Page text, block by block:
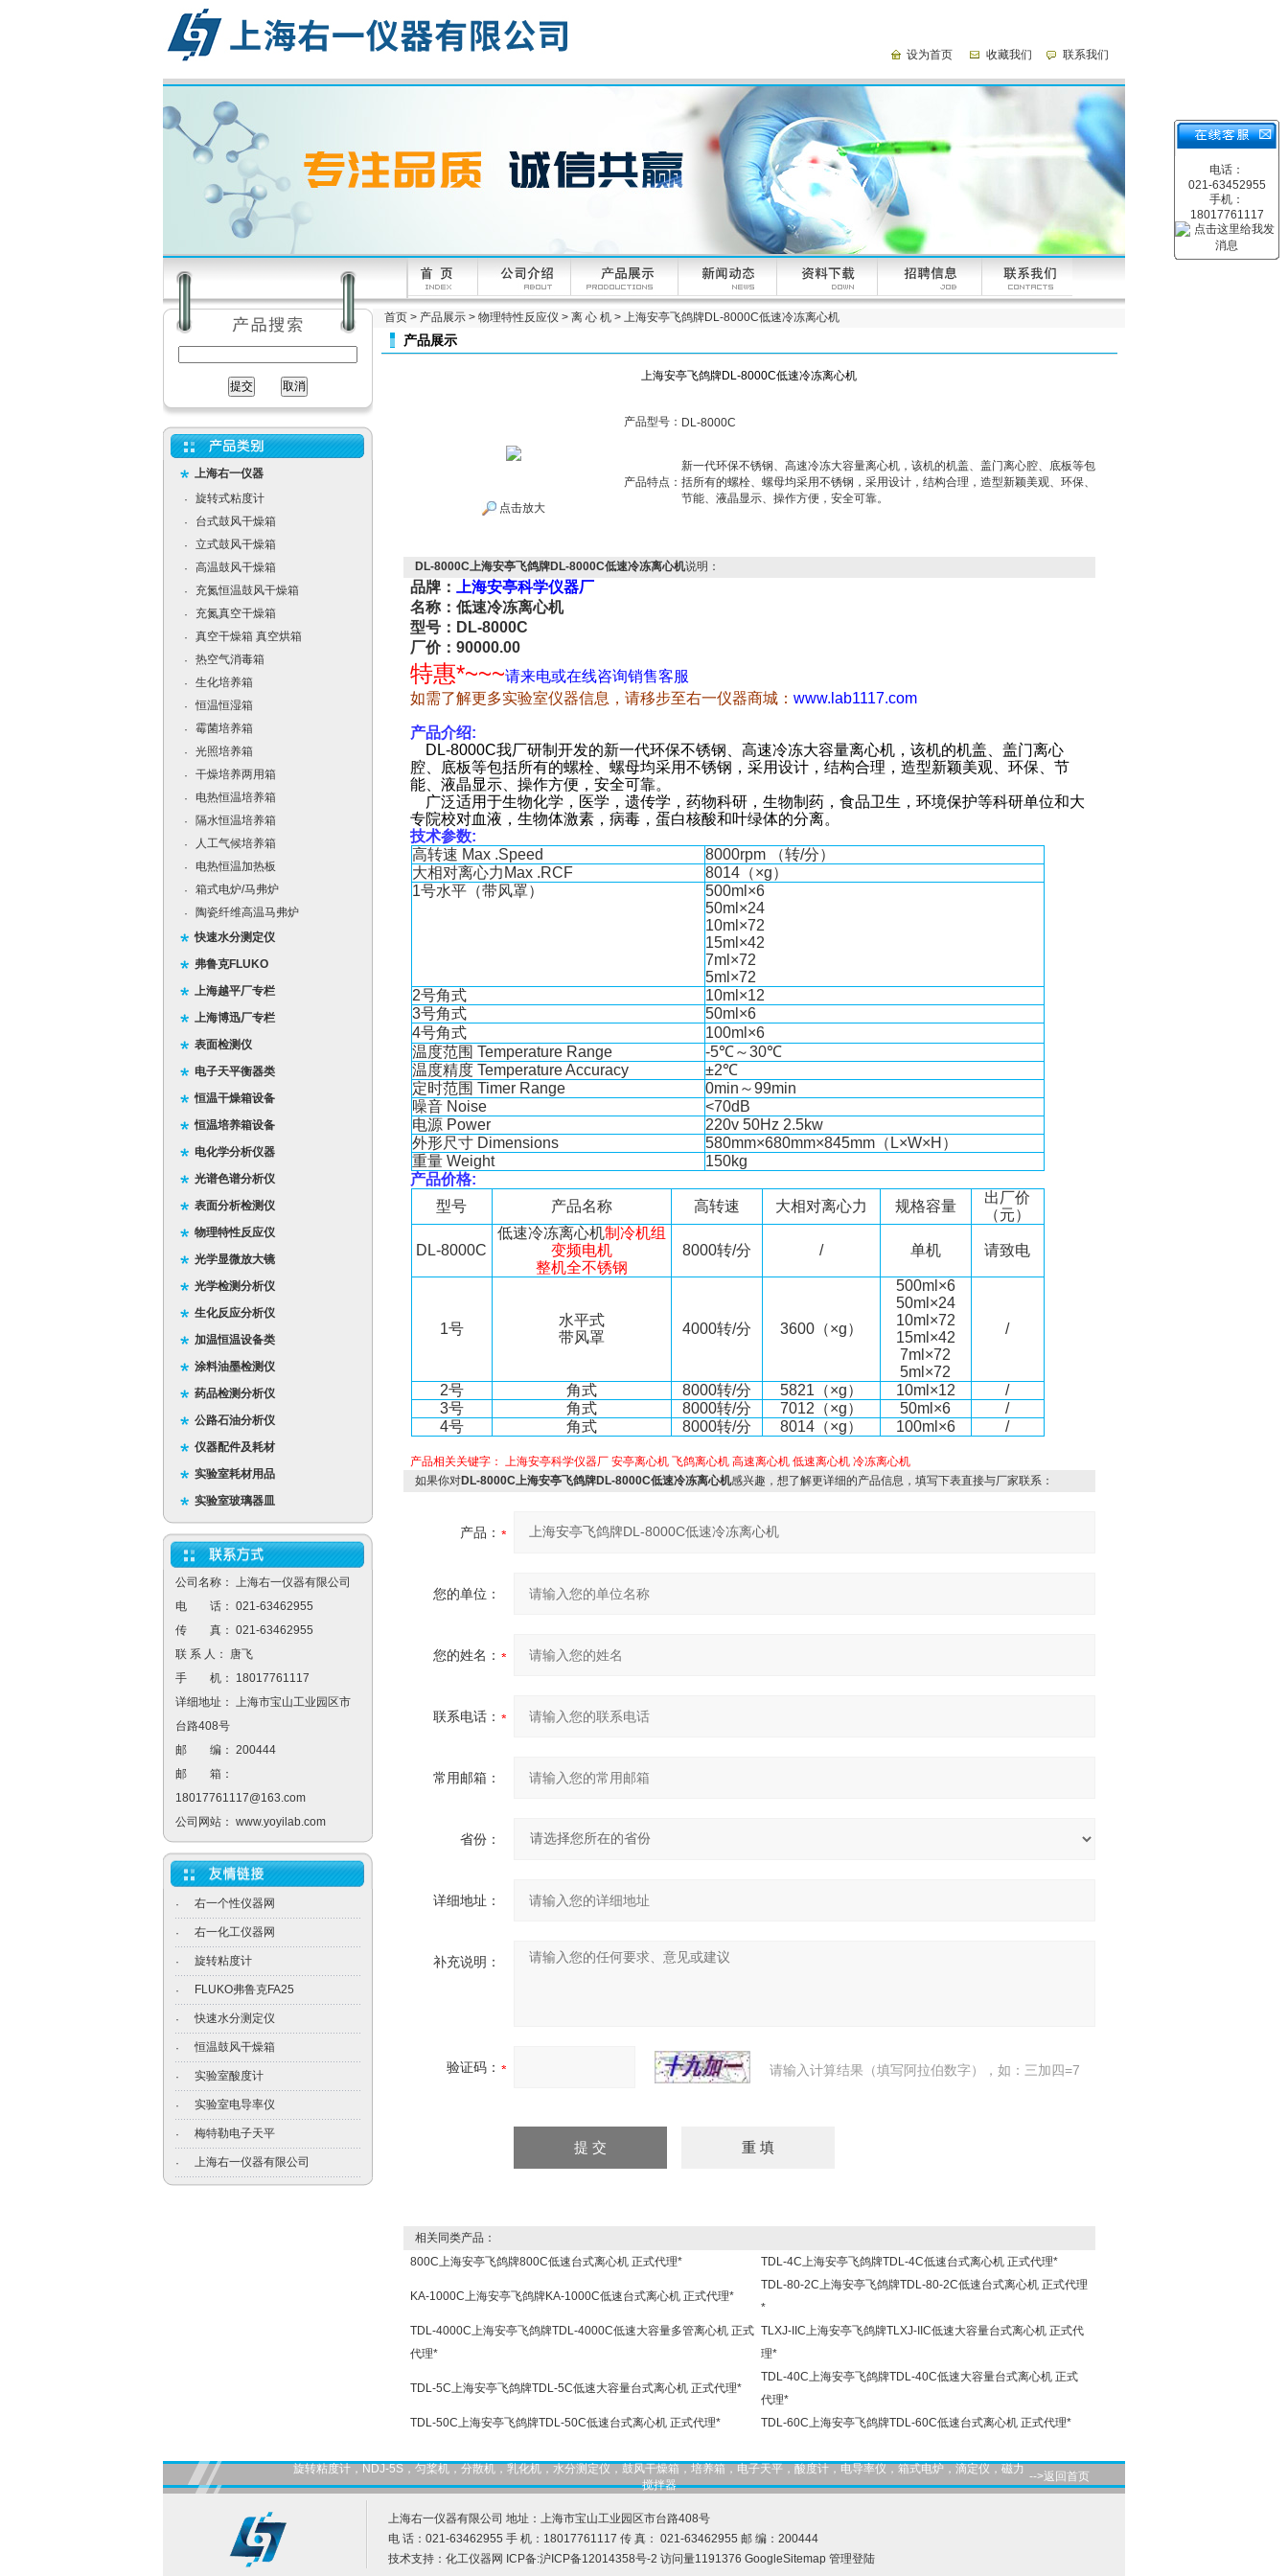
设为首页 收藏我们 联系我们
电话：
021-63452955
手机：
18017761117
上海右一仪器
·
旋转式粘度计
·
台式鼓风干燥箱
·
立式鼓风干燥箱
·
高温鼓风干燥箱
·
充氮恒温鼓风干燥箱
·
充氮真空干燥箱
·
真空干燥箱 真空烘箱
·
热空气消毒箱
·
生化培养箱
·
恒温恒湿箱
·
霉菌培养箱
·
光照培养箱
·
干燥培养两用箱
·
电热恒温培养箱
·
隔水恒温培养箱
·
人工气候培养箱
·
电热恒温加热板
·
箱式电炉/马弗炉
·
陶瓷纤维高温马弗炉
快速水分测定仪
弗鲁克FLUKO
上海越平厂专栏
上海博迅厂专栏
表面检测仪
电子天平衡器类
恒温干燥箱设备
恒温培养箱设备
电化学分析仪器
光谱色谱分析仪
表面分析检测仪
物理特性反应仪
光学显微放大镜
光学检测分析仪
生化反应分析仪
加温恒温设备类
涂料油墨检测仪
药品检测分析仪
公路石油分析仪
仪器配件及耗材
实验室耗材用品
实验室玻璃器皿
公司名称： 上海右一仪器有限公司
电 话： 021-63462955
传 真： 021-63462955
联 系 人： 唐飞
手 机： 18017761117
详细地址： 上海市宝山工业园区市
台路408号
邮 编： 200444
邮 箱：
18017761117@163.com
公司网站： www.yoyilab.com
· 右一个性仪器网
· 右一化工仪器网
· 旋转粘度计
· FLUKO弗鲁克FA25
· 快速水分测定仪
· 恒温鼓风干燥箱
· 实验室酸度计
· 实验室电导率仪
· 梅特勒电子天平
· 上海右一仪器有限公司
首页 > 产品展示 > 物理特性反应仪 > 离 心 机 > 上海安亭飞鸽牌DL-8000C低速冷冻离心机
产品展示
上海安亭飞鸽牌DL-8000C低速冷冻离心机
点击放大
产品型号： DL-8000C
产品特点：
新一代环保不锈钢、高速冷冻大容量离心机，该机的机盖、盖门离心腔、底板等包
括所有的螺栓、螺母均采用不锈钢，采用设计，结构合理，造型新颖美观、环保、
节能、液晶显示、操作方便，安全可靠。
DL-8000C上海安亭飞鸽牌DL-8000C低速冷冻离心机说明：
品牌：
上海安亭科学仪器厂
名称：低速冷冻离心机
型号：DL-8000C
厂价：90000.00
特惠*~~~请来电或在线咨询销售客服
如需了解更多实验室仪器信息，请移步至右一仪器商城： www.lab1117.com
产品介绍:
DL-8000C我厂研制开发的新一代环保不锈钢、高速冷冻大容量离心机，该机的机盖、盖门离心
腔、底板等包括所有的螺栓、螺母均采用不锈钢，采用设计，结构合理，造型新颖美观、环保、节
能、液晶显示、操作方便，安全可靠。
广泛适用于生物化学，医学，遗传学，药物科研，生物制药，食品卫生，环境保护等科研单位和大
专院校对血液，生物体激素，病毒，蛋白核酸和叶绿体的分离。
技术参数:
高转速 Max .Speed 8000rpm （转/分）
大相对离心力 Max .RCF
8014（×g）
1号水平（带风罩）
500ml×6
50ml×24
10ml×72
15ml×42
7ml×72
5ml×72
2号角式
10ml×12
3号角式
50ml×6
4号角式
100ml×6
温度范围 Temperature Range -5℃～30℃
温度精度Temperature Accuracy ±2℃
定时范围 Timer Range 0min ～99min
噪音Noise
<70dB
电源Power
220v 50Hz 2.5kw
外形尺寸Dimensions
580mm×680mm×845mm（L×W×H）
重量Weight
150kg
产品价格:
型号 产品名称 高转速 大相对离心力 规格容量
出厂价
（元）
DL-8000C
低速冷冻离心机制冷机组
变频电机
整机全不锈钢
8000转/分 / 单机 请致电
1号
水平式
带风罩
4000转/分 3600（×g）
500ml×6
50ml×24
10ml×72
15ml×42
7ml×72
5ml×72
/
2号 角式 8000转/分 5821 （×g） 10ml×12
/
3号 角式 8000转/分 7012 （×g） 50ml×6
/
4号 角式 8000转/分 8014（×g） 100ml×6 /
产品相关关键字： 上海安亭科学仪器厂 安亭离心机 飞鸽离心机 高速离心机 低速离心机 冷冻离心机
如果你对DL-8000C上海安亭飞鸽牌DL-8000C低速冷冻离心机感兴趣，想了解更详细的产品信息，填写下表直接与厂家联系：
产品：
您的单位：
您的姓名：
联系电话：
常用邮箱：
省份：
详细地址：
补充说明：
验证码： 请输入计算结果（填写阿拉伯数字），如：三加四=7
相关同类产品：
800C上海安亭飞鸽牌800C低速台式离心机 正式代理*
TDL-4C上海安亭飞鸽牌TDL-4C低速台式离心机 正式代理*
KA-1000C上海安亭飞鸽牌KA-1000C低速台式离心机 正式代理*
TDL-80-2C上海安亭飞鸽牌TDL-80-2C低速台式离心机 正式代理
*
TDL-4000C上海安亭飞鸽牌TDL-4000C低速大容量多管离心机 正式
代理*
TLXJ-IIC上海安亭飞鸽牌TLXJ-IIC低速大容量台式离心机 正式代
理*
TDL-5C上海安亭飞鸽牌TDL-5C低速大容量台式离心机 正式代理*
TDL-40C上海安亭飞鸽牌TDL-40C低速大容量台式离心机 正式
代理*
TDL-50C上海安亭飞鸽牌TDL-50C低速台式离心机 正式代理*
TDL-60C上海安亭飞鸽牌TDL-60C低速台式离心机 正式代理*
旋转粘度计，NDJ-5S，匀桨机，分散机，乳化机，水分测定仪，鼓风干燥箱，培养箱，电子天平，酸度计，电导率仪，箱式电炉，滴定仪，磁力
搅拌器
-->返回首页
上海右一仪器有限公司 地址：上海市宝山工业园区市台路408号
电 话：021-63462955 手 机：18017761117 传 真： 021-63462955 邮 编：200444
技术支持： 化工仪器网 ICP备:沪ICP备12014358号-2 访问量1191376 GoogleSitemap 管理登陆